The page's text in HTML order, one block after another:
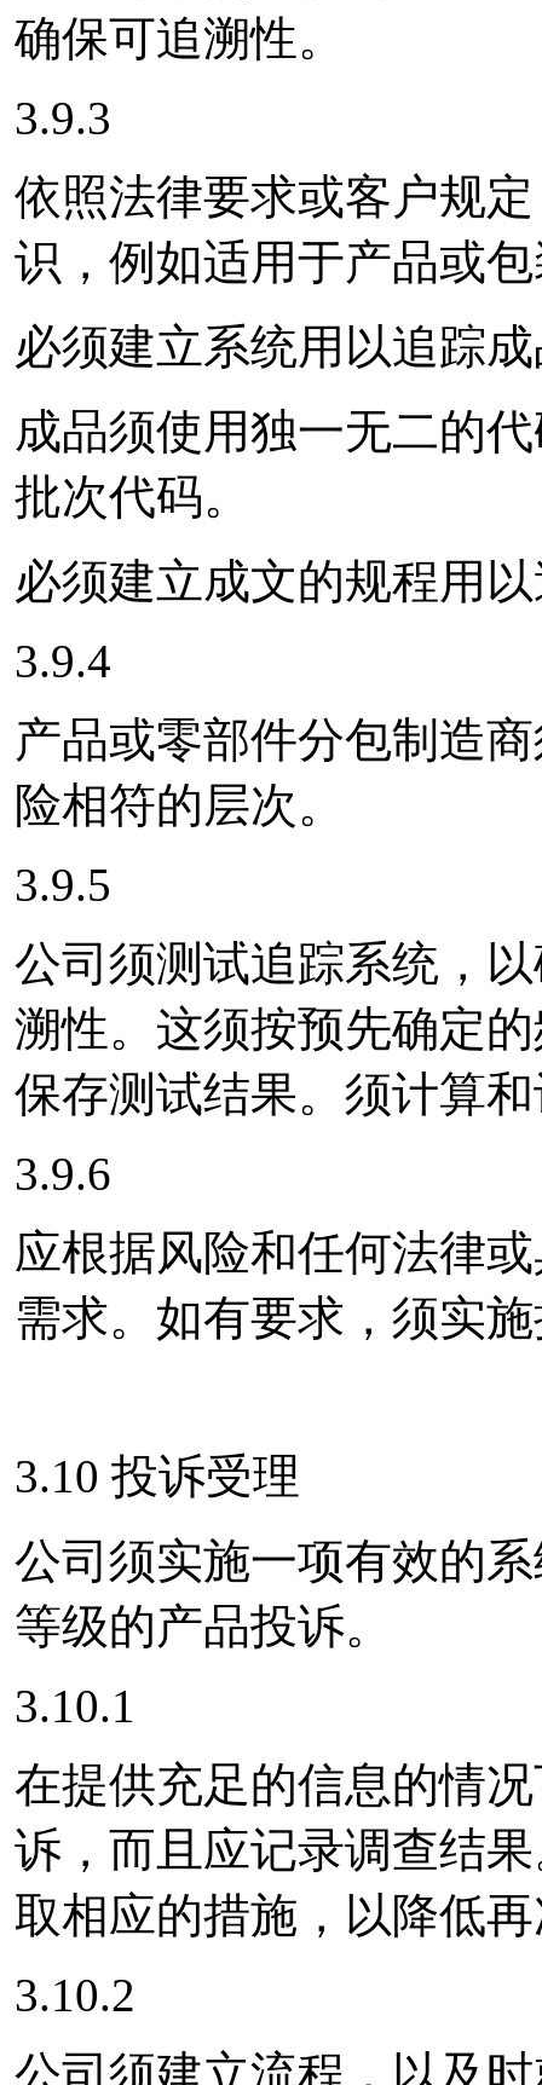
确保可追溯性。
3.9.3
依照法律要求或客户规
识，例如适用于产品或
必须建立系统用以追踪
成品须使用独一无二的
批次代码。
必须建立成文的规程用
3.9.4
产品或零部件分包制造
险相符的层次。
3.9.5
公司须测试追踪系统，
溯性。这须按预先确定
保存测试结果。须计算
3.9.6
应根据风险和任何法律
需求。如有要求，须实
3.10 投诉受理
公司须实施一项有效的
等级的产品投诉。
3.10.1
在提供充足的信息的情
诉，而且应记录调查结
取相应的措施，以降低
3.10.2
公司须建立流程，以及